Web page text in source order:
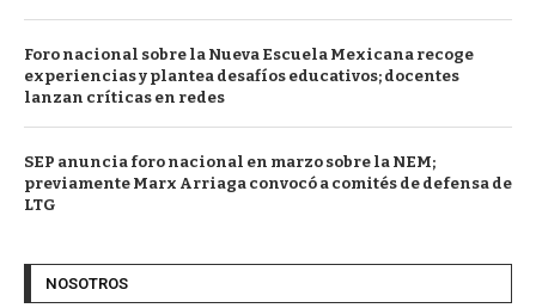
Foro nacional sobre la Nueva Escuela Mexicana recoge
experiencias y plantea desafíos educativos; docentes
lanzan críticas en redes
SEP anuncia foro nacional en marzo sobre la NEM;
previamente Marx Arriaga convocó a comités de defensa de
LTG
NOSOTROS